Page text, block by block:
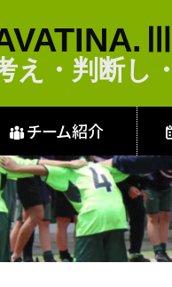
え・判断
チーム紹介